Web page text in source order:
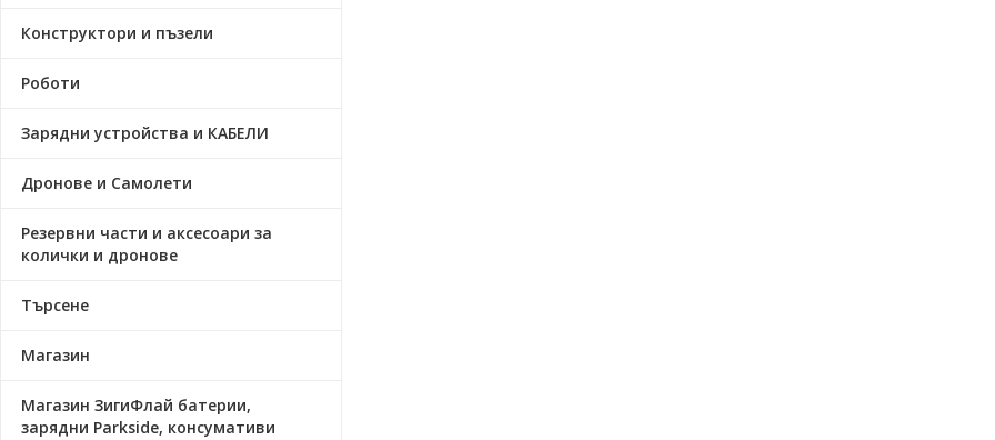
Конструктори и пъзели
Роботи
Зарядни устройства и КАБЕЛИ
Дронове и Самолети
Резервни части и аксесоари за
колички и дронове
Търсене
Магазин
Магазин ЗигиФлай батерии,
зарядни Parkside, консумативи